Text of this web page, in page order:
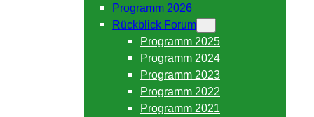
Programm 2026
Rückblick Forum
Programm 2025
Programm 2024
Programm 2023
Programm 2022
Programm 2021